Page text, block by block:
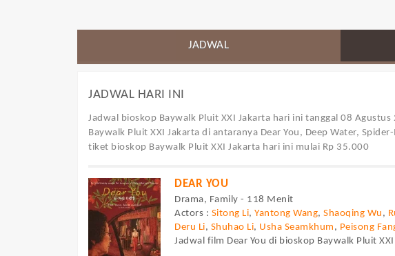
JADWAL
JADWAL HARI INI
Jadwal bioskop Baywalk Pluit XXI Jakarta hari ini tanggal 08
Baywalk Pluit XXI Jakarta di antaranya Dear You, Deep Water,
tiket bioskop Baywalk Pluit XXI Jakarta hari ini mulai Rp 35.000
DEAR YOU
Drama, Family - 118 Menit
Actors : Sitong Li,Yantong Wang,Shaoqing Wu ,
Deru Li, Shuhao Li, Usha Seamkhum , Peisong
Jadwal film Dear You di bioskop Baywalk Pluit